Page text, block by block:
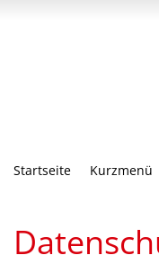
Startseite Kurzmenü